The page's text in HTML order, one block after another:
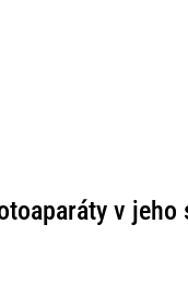
v